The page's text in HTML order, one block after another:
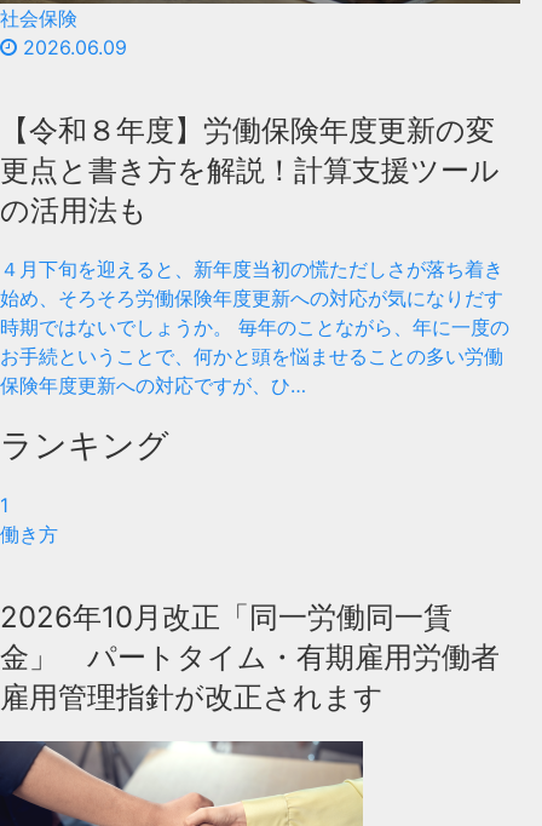
社会保険
2026.06.09
【令和８年度】労働保険年度更新の変
更点と書き方を解説！計算支援ツール
の活用法も
４月下旬を迎えると、新年度当初の慌ただしさが落ち着き
始め、そろそろ労働保険年度更新への対応が気になりだす
時期ではないでしょうか。 毎年のことながら、年に一度の
お手続ということで、何かと頭を悩ませることの多い労働
保険年度更新への対応ですが、ひ…
ランキング
1
働き方
2026年10月改正「同一労働同一賃
金」 パートタイム・有期雇用労働者
雇用管理指針が改正されます